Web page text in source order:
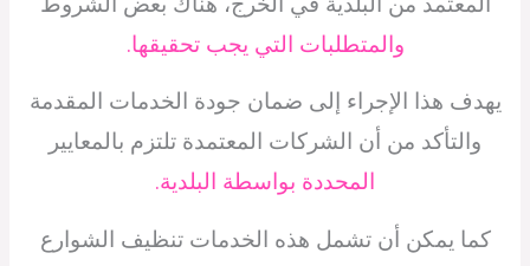
والمتطلبات التي يجب تحقيقها.
يهدف هذا الإجراء إلى ضمان جودة الخدمات المقدمة
والتأكد من أن الشركات المعتمدة تلتزم بالمعايير
المحددة بواسطة البلدية.
كما يمكن أن تشمل هذه الخدمات تنظيف الشوارع